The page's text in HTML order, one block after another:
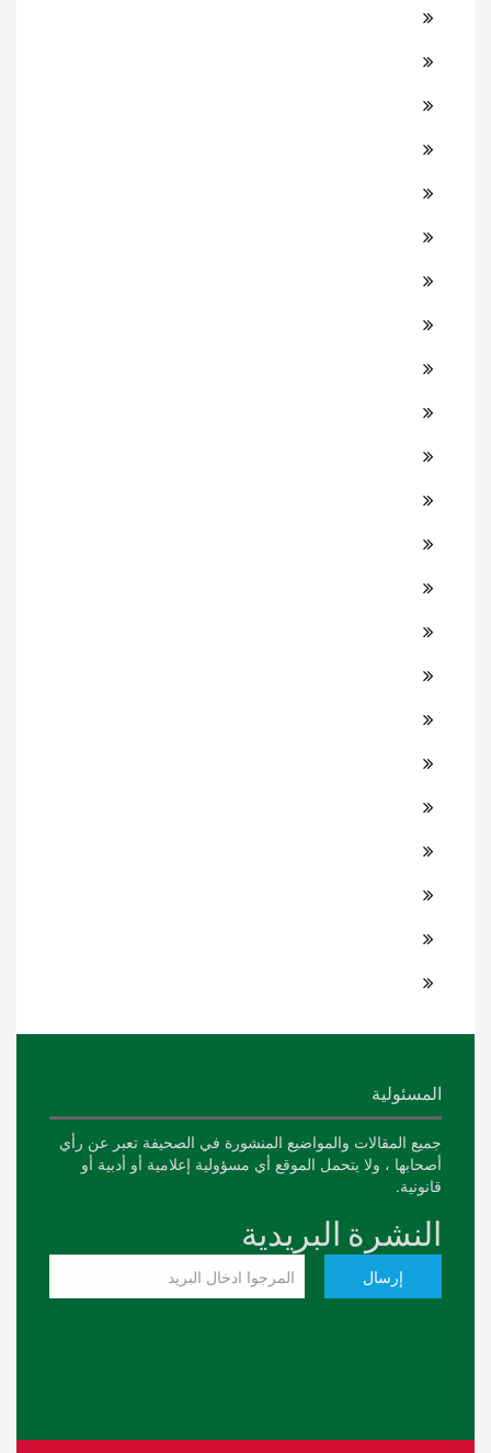
المسئولية
جميع المقالات والمواضيع المنشورة في الصحيفة تعبر عن رأي
أصحابها ، ولا يتحمل الموقع أي مسؤولية إعلامية أو أدبية أو
قانونية.
النشرة البريدية